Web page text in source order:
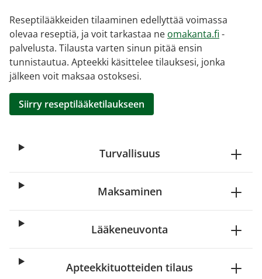
Reseptilääkkeiden tilaaminen edellyttää voimassa
olevaa reseptiä, ja voit tarkastaa ne omakanta.fi -
palvelusta. Tilausta varten sinun pitää ensin
tunnistautua. Apteekki käsittelee tilauksesi, jonka
jälkeen voit maksaa ostoksesi.
Siirry reseptilääketilaukseen
Turvallisuus
Maksaminen
Lääkeneuvonta
Apteekkituotteiden tilaus